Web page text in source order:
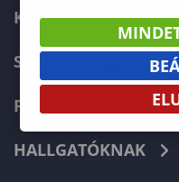
KÉPZÉSKERESŐ
SZERVEZETI
FELVÉTELIZŐKNEK
HALLGATÓKNAK